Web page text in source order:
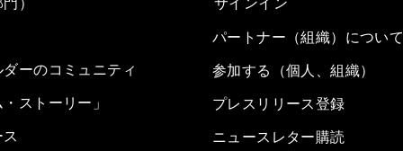
ーのコミュニティ
ストーリー」
パートナー（組織）につい
参加する（個人、組織）
プレスリリース登録
ニュースレター購読